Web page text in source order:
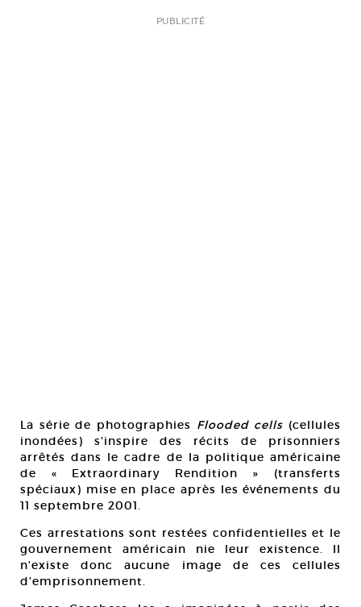
PUBLICITÉ
La série de photographies Flooded cells (cellules
inondées) s’inspire des récits de prisonniers
arrêtés dans le cadre de la politique américaine
de « Extraordinary Rendition » (transferts
spéciaux) mise en place après les événements du
11 septembre 2001.
Ces arrestations sont restées confidentielles et le
gouvernement américain nie leur existence. Il
n’existe donc aucune image de ces cellules
d’emprisonnement.